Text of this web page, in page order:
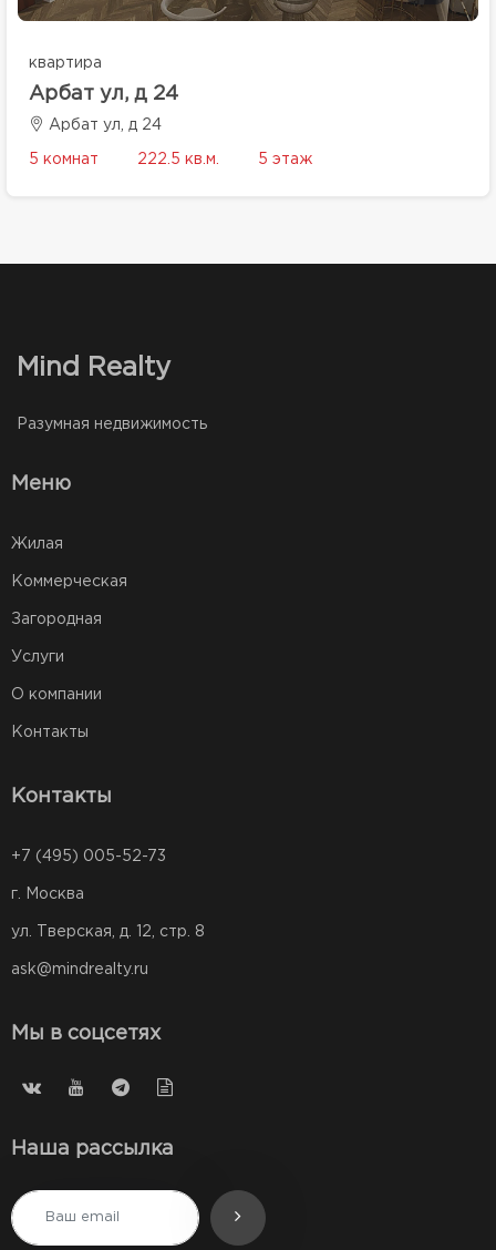
квартира
Арбат ул, д 24
Арбат ул, д 24
5 комнат 222.5 кв.м. 5 этаж
Mind Realty
Разумная недвижимость
Меню
Жилая
Коммерческая
Загородная
Услуги
О компании
Контакты
Контакты
+7 (495) 005-52-73
г. Москва
ул. Тверская, д. 12, стр. 8
ask@mindrealty.ru
Мы в соцсетях
Наша рассылка